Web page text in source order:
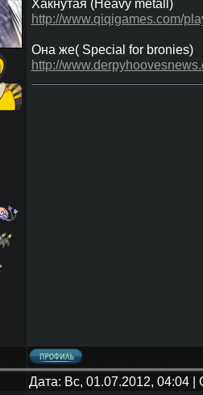
Хакнутая (Heavy metall)
http://www.qiqigames.com/
Она же( Special for bronies)
http://
Дата: Вс, 01.07.2012, 04:04